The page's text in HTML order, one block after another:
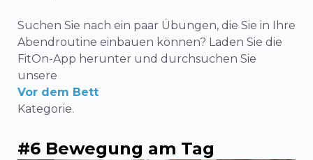
Suchen Sie nach ein paar Übungen, die Sie in Ihre
Abendroutine einbauen können? Laden Sie die
FitOn-App herunter und durchsuchen Sie
unsere
Vor dem Bett
Kategorie.
#6 Bewegung am Tag